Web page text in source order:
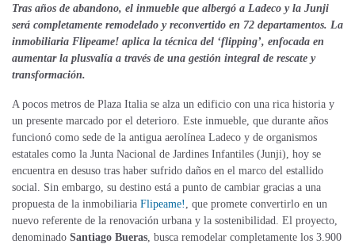
Tras años de abandono, el inmueble que albergó a Ladeco y la Junji
será completamente remodelado y reconvertido en 72 departamentos. La
inmobiliaria Flipeame! aplica la técnica del ‘flipping’, enfocada en
aumentar la plusvalía a través de una gestión integral de rescate y
transformación.
A pocos metros de Plaza Italia se alza un edificio con una rica historia y
un presente marcado por el deterioro. Este inmueble, que durante años
funcionó como sede de la antigua aerolínea Ladeco y de organismos
estatales como la Junta Nacional de Jardines Infantiles (Junji), hoy se
encuentra en desuso tras haber sufrido daños en el marco del estallido
social. Sin embargo, su destino está a punto de cambiar gracias a una
propuesta de la inmobiliaria Flipeame! , que promete convertirlo en un
nuevo referente de la renovación urbana y la sostenibilidad. El proyecto,
denominado Santiago Bueras, busca remodelar completamente los 3.900